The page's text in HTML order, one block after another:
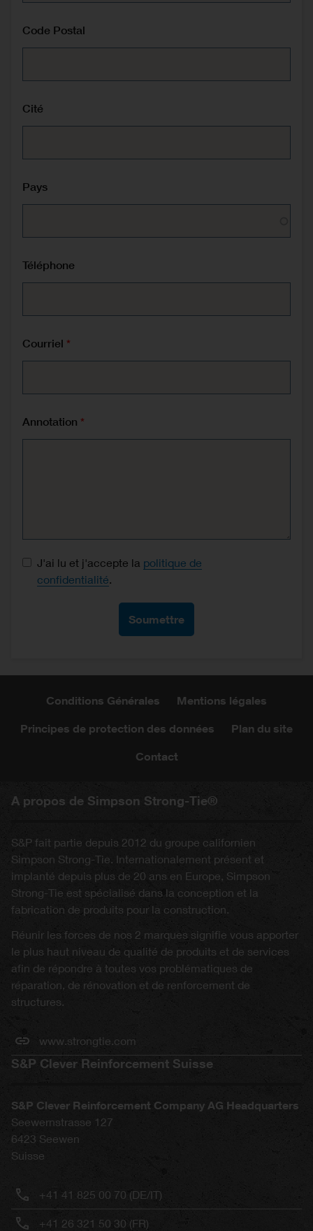
Code Postal
Cité
Pays
Téléphone
Courriel
Annotation
Consentement à la protection des données
J'ai lu et j'accepte la politique de
confidentialité.
Conditions Générales Mentions légales
Principes de protection des données Plan du site
Contact
A propos de Simpson Strong-Tie®
S&P fait partie depuis 2012 du groupe californien
Simpson Strong-Tie. Internationalement présent et
implanté depuis plus de 20 ans en Europe, Simpson
Strong-Tie est spécialisé dans la conception et la
fabrication de produits pour la construction.
Réunir les forces de nos 2 marques signifie vous apporter
le plus haut niveau de qualité de produits et de services
afin de répondre à toutes vos problématiques de
réparation, de rénovation et de renforcement de
structures.
www.strongtie.com
S&P Clever Reinforcement Suisse
S&P Clever Reinforcement Company AG Headquarters
Seewernstrasse 127
6423 Seewen
Suisse
+41 41 825 00 70 (DE/IT)
+41 26 321 50 30 (FR)